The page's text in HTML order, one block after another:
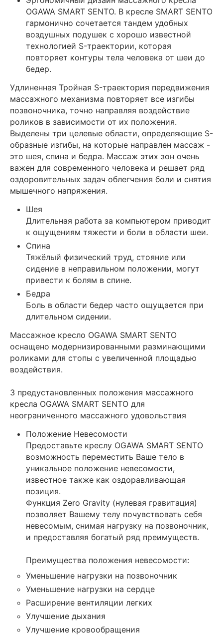
OGAWA SMART SENTO. В кресле SMART SENTO
гармонично сочетается тандем удобных
воздушных подушек с хорошо известной
технологией S-траектории, которая
повторяет контуры тела человека от шеи до
бедер.
Удлиненная Тройная S-траектория передвижения
массажного механизма повторяет все изгибы
позвоночника, точно направляя воздействие
роликов в зависимости от их положения.
Выделены три целевые области, определяющие S-
образные изгибы, на которые направлен массаж -
это шея, спина и бедра. Массаж этих зон очень
важен для современного человека и решает ряд
оздоровительных задач облегчения боли и снятия
мышечного напряжения.
Шея
Длительная работа за компьютером приводит
к ощущениям тяжести и боли в области шеи.
Спина
Тяжёлый физический труд, стояние или
сидение в неправильном положении, могут
привести к болям в спине.
Бедра
Боль в области бедер часто ощущается при
длительном сидении.
Массажное кресло OGAWA SMART SENTO
оснащено модернизированными разминающими
роликами для стопы с увеличенной площадью
воздействия.
3 предустановленных положения массажного
кресла OGAWA SMART SENTO для
неограниченного массажного удовольствия
Положение Невесомости
Предоставьте креслу OGAWA SMART SENTO
возможность переместить Ваше тело в
уникальное положение невесомости,
известное также как оздоравливающая
позиция.
Функция Zero Gravity (нулевая гравитация)
позволяет Вашему телу почувствовать себя
невесомым, снимая нагрузку на позвоночник,
и предоставляя богатый ряд преимуществ.
Преимущества положения невесомости:
Уменьшение нагрузки на позвоночник
Уменьшение нагрузки на сердце
Расширение вентиляции легких
Улучшение дыхания
Улучшение кровообращения